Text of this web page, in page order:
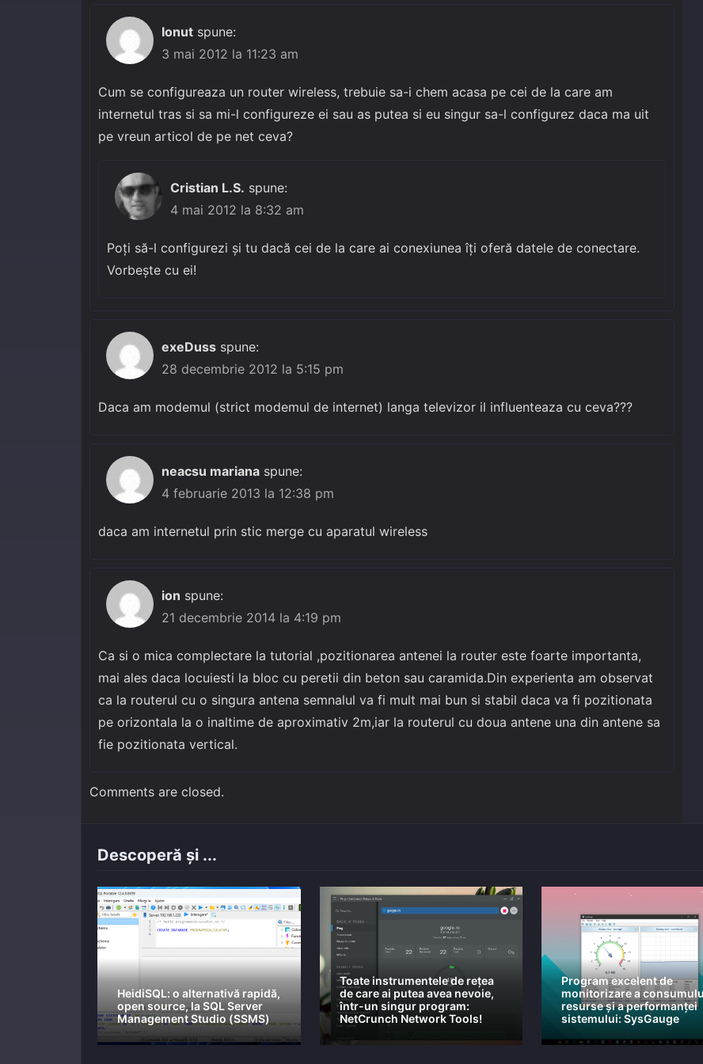
Ionut spune:
3 mai 2012 la 11:23 am
Cum se configureaza un router wireless, trebuie sa-i chem acasa pe cei de la care am
internetul tras si sa mi-l configureze ei sau as putea si eu singur sa-l configurez daca ma uit
pe vreun articol de pe net ceva?
Cristian L.S. spune:
4 mai 2012 la 8:32 am
Poți să-l configurezi și tu dacă cei de la care ai conexiunea îți oferă datele de conectare.
Vorbește cu ei!
exeDuss spune:
28 decembrie 2012 la 5:15 pm
Daca am modemul (strict modemul de internet) langa televizor il influenteaza cu ceva???
neacsu mariana spune:
4 februarie 2013 la 12:38 pm
daca am internetul prin stic merge cu aparatul wireless
ion spune:
21 decembrie 2014 la 4:19 pm
Ca si o mica complectare la tutorial ,pozitionarea antenei la router este foarte importanta,
mai ales daca locuiesti la bloc cu peretii din beton sau caramida.Din experienta am observat
ca la routerul cu o singura antena semnalul va fi mult mai bun si stabil daca va fi pozitionata
pe orizontala la o inaltime de aproximativ 2m,iar la routerul cu doua antene una din antene sa
fie pozitionata vertical.
Comments are closed.
Descoperă și ...
HeidiSQL: o alternativă rapidă,
open source, la SQL Server
Management Studio (SSMS)
Toate instrumentele de rețea
de care ai putea avea nevoie,
într-un singur program:
NetCrunch Network Tools!
Program excelent de
monitorizare a
resurse și a performanței
sistemului: SysGauge